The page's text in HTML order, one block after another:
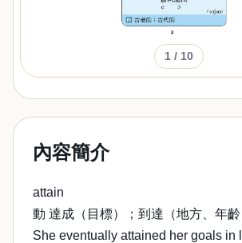
1 / 10
內容簡介
attain
動 達成（目標）；到達（地方、年齡
She eventually attained her goals in